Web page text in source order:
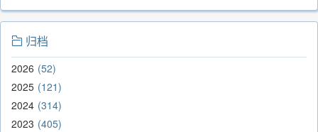
归档
2026 52
2025 121
2024 314
2023 405